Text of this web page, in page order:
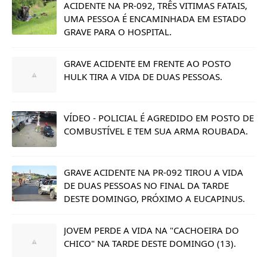
ACIDENTE NA PR-092, TRÊS VITIMAS FATAIS,
UMA PESSOA É ENCAMINHADA EM ESTADO
GRAVE PARA O HOSPITAL.
GRAVE ACIDENTE EM FRENTE AO POSTO
HULK TIRA A VIDA DE DUAS PESSOAS.
VÍDEO - POLICIAL É AGREDIDO EM POSTO DE
COMBUSTÍVEL E TEM SUA ARMA ROUBADA.
GRAVE ACIDENTE NA PR-092 TIROU A VIDA
DE DUAS PESSOAS NO FINAL DA TARDE
DESTE DOMINGO, PRÓXIMO A EUCAPINUS.
JOVEM PERDE A VIDA NA "CACHOEIRA DO
CHICO" NA TARDE DESTE DOMINGO (13).